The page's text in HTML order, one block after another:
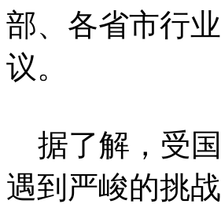
部、各省市行
议。
据了解，受
遇到严峻的挑